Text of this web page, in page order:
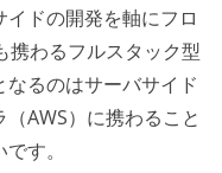
ドの開発を軸にフロ
携わるフルスタック型
るのはサーバサイド
AWS）に携わること
す。